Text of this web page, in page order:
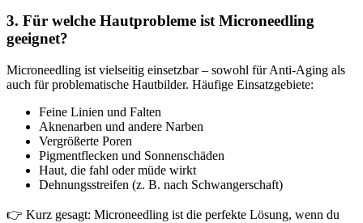
3. Für welche Hautprobleme ist Microneedling
geeignet?
Microneedling ist vielseitig einsetzbar – sowohl für Anti-Aging als
auch für problematische Hautbilder. Häufige Einsatzgebiete:
Feine Linien und Falten
Aknenarben und andere Narben
Vergrößerte Poren
Pigmentflecken und Sonnenschäden
Haut, die fahl oder müde wirkt
Dehnungsstreifen (z. B. nach Schwangerschaft)
👉 Kurz gesagt: Microneedling ist die perfekte Lösung, wenn du